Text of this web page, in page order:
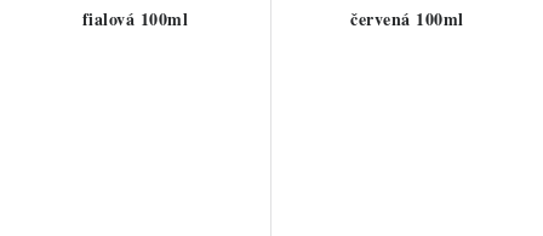
fialová 100ml
červená 100ml